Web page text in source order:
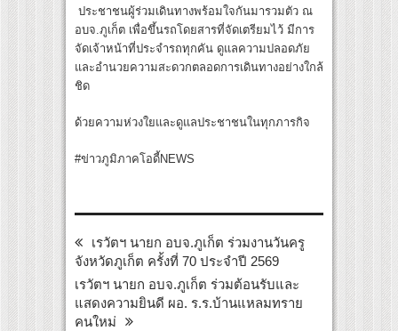
ประชาชนผู้ร่วมเดินทางพร้อมใจกันมารวมตัว ณ
อบจ.ภูเก็ต เพื่อขึ้นรถโดยสารที่จัดเตรียมไว้ มีการ
จัดเจ้าหน้าที่ประจำรถทุกคัน ดูแลความปลอดภัย
และอำนวยความสะดวกตลอดการเดินทางอย่างใกล้
ชิด
ด้วยความห่วงใยและดูแลประชาชนในทุกภารกิจ
#ข่าวภูมิภาคโอดี้NEWS
เรวัตฯ นายก อบจ.ภูเก็ต ร่วมงานวันครู
จังหวัดภูเก็ต ครั้งที่ 70 ประจำปี 2569
เรวัตฯ นายก อบจ.ภูเก็ต ร่วมต้อนรับและ
แสดงความยินดี ผอ. ร.ร.บ้านแหลมทราย
คนใหม่